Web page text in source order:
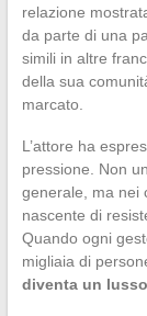
relazione
da parte di una
simili in altre
della sua
marcato.
L’attore ha
pressione. Non
generale, ma nei
nascente di
Quando ogni
migliaia di
diventa un